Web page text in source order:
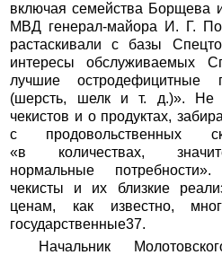
включая семейства Борщева
МВД генерал-майора И. Г.
растаскивали с базы
интересы обслуживаемых
лучшие остродефицитные
(шерсть, шелк и т. д.)». Не
чекистов и о продуктах,
с продовольственных
«в количествах,
нормальные
чекисты и их близкие
ценам, как известно,
государственные37.
Начальник